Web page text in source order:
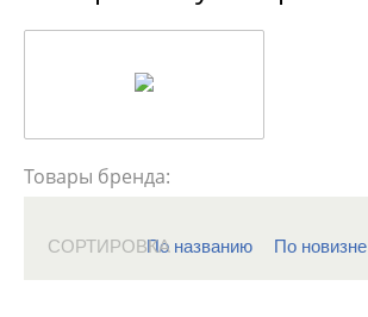
Товары бренда:
СОРТИРОВКАПо названию По новизне